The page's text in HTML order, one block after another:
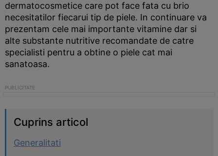
dermatocosmetice care pot face fata cu brio
necesitatilor fiecarui tip de piele. In continuare va
prezentam cele mai importante vitamine dar si
alte substante nutritive recomandate de catre
specialisti pentru a obtine o piele cat mai
sanatoasa.
Cuprins articol
Generalitati